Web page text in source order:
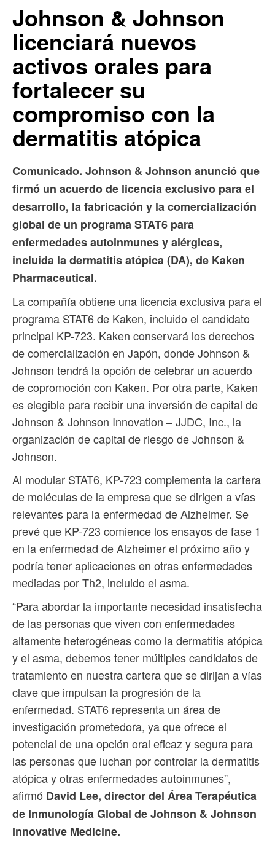
Johnson & Johnson
licenciará nuevos
activos orales para
fortalecer su
compromiso con la
dermatitis atópica
Comunicado. Johnson & Johnson anunció que
firmó un acuerdo de licencia exclusivo para el
desarrollo, la fabricación y la comercialización
global de un programa STAT6 para
enfermedades autoinmunes y alérgicas,
incluida la dermatitis atópica (DA), de Kaken
Pharmaceutical.
La compañía obtiene una licencia exclusiva para el
programa STAT6 de Kaken, incluido el candidato
principal KP-723. Kaken conservará los derechos
de comercialización en Japón, donde Johnson &
Johnson tendrá la opción de celebrar un acuerdo
de copromoción con Kaken. Por otra parte, Kaken
es elegible para recibir una inversión de capital de
Johnson & Johnson Innovation – JJDC, Inc., la
organización de capital de riesgo de Johnson &
Johnson.
Al modular STAT6, KP-723 complementa la cartera
de moléculas de la empresa que se dirigen a vías
relevantes para la enfermedad de Alzheimer. Se
prevé que KP-723 comience los ensayos de fase 1
en la enfermedad de Alzheimer el próximo año y
podría tener aplicaciones en otras enfermedades
mediadas por Th2, incluido el asma.
“Para abordar la importante necesidad insatisfecha
de las personas que viven con enfermedades
altamente heterogéneas como la dermatitis atópica
y el asma, debemos tener múltiples candidatos de
tratamiento en nuestra cartera que se dirijan a vías
clave que impulsan la progresión de la
enfermedad. STAT6 representa un área de
investigación prometedora, ya que ofrece el
potencial de una opción oral eficaz y segura para
las personas que luchan por controlar la dermatitis
atópica y otras enfermedades autoinmunes”,
afirmó David Lee, director del Área Terapéutica
de Inmunología Global de Johnson & Johnson
Innovative Medicine.